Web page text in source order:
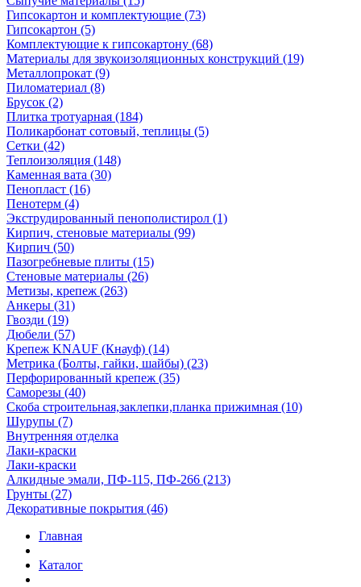
Гипсокартон и комплектующие (73)
Гипсокартон (5)
Комплектующие к гипсокартону (68)
Материалы для звукоизоляционных конструкций (19)
Металлопрокат (9)
Пиломатериал (8)
Брусок (2)
Плитка тротуарная (184)
Поликарбонат сотовый, теплицы (5)
Сетки (42)
Теплоизоляция (148)
Каменная вата (30)
Пенопласт (16)
Пенотерм (4)
Экструдированный пенополистирол (1)
Кирпич, стеновые материалы (99)
Кирпич (50)
Пазогребневые плиты (15)
Стеновые материалы (26)
Метизы, крепеж (263)
Анкеры (31)
Гвозди (19)
Дюбели (57)
Крепеж KNAUF (Кнауф) (14)
Метрика (Болты, гайки, шайбы) (23)
Перфорированный крепеж (35)
Саморезы (40)
Скоба строительная,заклепки,планка прижимная (10)
Шурупы (7)
Внутренняя отделка
Лаки-краски
Лаки-краски
Алкидные эмали, ПФ-115, ПФ-266 (213)
Грунты (27)
Декоративные покрытия (46)
Главная
Каталог